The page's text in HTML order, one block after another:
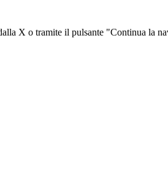
X o tramite il pulsante "Continua la